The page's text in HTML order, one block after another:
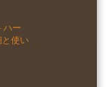
ハー
と使い